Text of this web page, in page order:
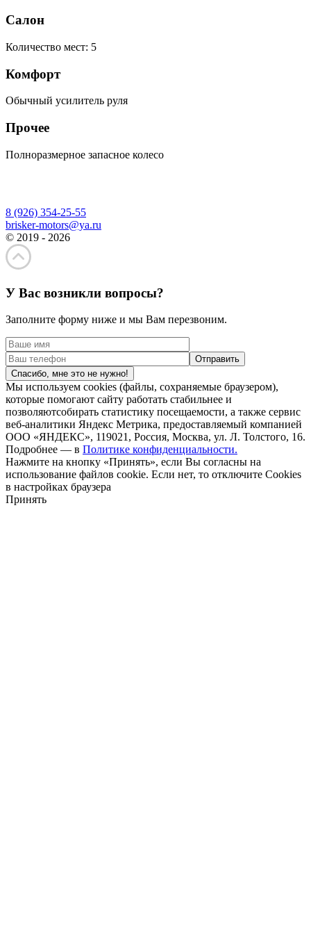
Салон
Количество мест: 5
Комфорт
Обычный усилитель руля
Прочее
Полноразмерное запасное колесо
8 (926) 354-25-55
brisker-motors@ya.ru
© 2019 - 2026
У Вас возникли вопросы?
Заполните форму ниже и мы Вам перезвоним.
Спасибо, мне это не нужно!
Мы используем cookies (файлы, сохраняемые браузером),
которые помогают сайту работать стабильнее и
позволяютсобирать статистику посещаемости, а также сервис
веб-аналитики Яндекс Метрика, предоставляемый компанией
ООО «ЯНДЕКС», 119021, Россия, Москва, ул. Л. Толстого, 16.
Подробнее — в Политике конфиденциальности.
Нажмите на кнопку «Принять», если Вы согласны на
использование файлов cookie. Если нет, то отключите Cookies
в настройках браузера
Принять